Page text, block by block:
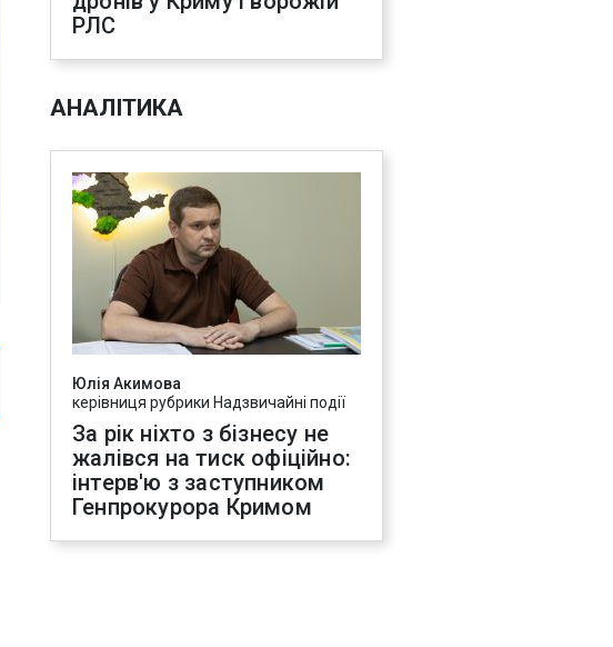
РЛС
АНАЛІТИКА
Юлія Акимова
керівниця рубрики Надзвичайні події
За рік ніхто з бізнесу не
жалівся на тиск офіційно:
інтерв'ю з заступником
Генпрокурора Кримом